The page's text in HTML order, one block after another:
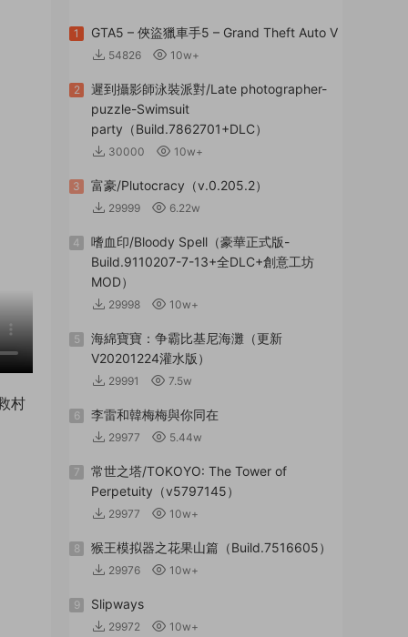
村
1 GTA5 – 俠盜獵車手5 – Grand Theft Auto V
54826 10w+
2
遲到攝影師泳裝派對/Late photographer-
puzzle-Swimsuit
party（Build.7862701+DLC）
30000 10w+
3 富豪/Plutocracy（v.0.205.2）
29999 6.22w
4
嗜血印/Bloody Spell（豪華正式版-
Build.9110207-7-13+全DLC+創意工坊
MOD）
29998 10w+
5
海綿寶寶：争霸比基尼海灘（更新
V20201224灌水版）
29991 7.5w
6 李雷和韓梅梅與你同在
29977 5.44w
7
常世之塔/TOKOYO: The Tower of
Perpetuity（v5797145）
29977 10w+
8 猴王模拟器之花果山篇（Build.7516605）
29976 10w+
9 Slipways
29972 10w+